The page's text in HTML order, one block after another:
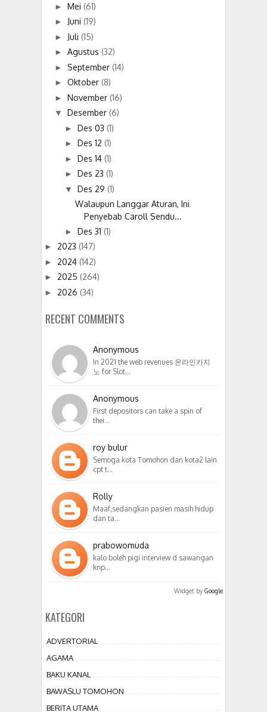
► Mei (61)
► Juni (19)
► Juli (15)
► Agustus (32)
► September (14)
► Oktober (8)
► November (16)
▼ Desember (6)
► Des 03 (1)
► Des 12 (1)
► Des 14 (1)
► Des 23 (1)
▼ Des 29 (1)
Walaupun Langgar Aturan, Ini
Penyebab Caroll Sendu...
► Des 31 (1)
► 2023 (147)
► 2024 (142)
► 2025 (264)
► 2026 (34)
RECENT COMMENTS
Anonymous
In 2021 the web revenues 온라인카지
노 for Slot…
Anonymous
First depositors can take a spin of
thei…
roy bulur
Semoga kota Tomohon dan kota2 lain
cpt t…
Rolly
Maaf,sedangkan pasien masih hidup
dan ta…
prabowomuda
kalo boleh pigi interview d sawangan
knp…
Widget by Google
KATEGORI
ADVERTORIAL
AGAMA
BAKU KANAL
BAWASLU TOMOHON
BERITA UTAMA